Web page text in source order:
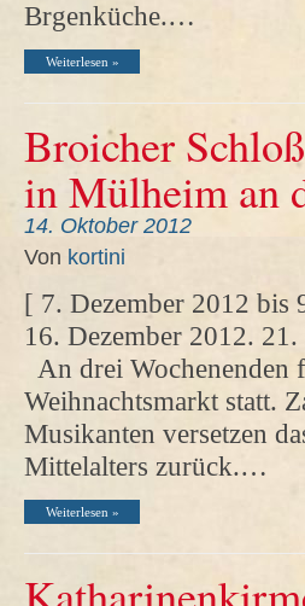
Brgenküche.…
Weiterlesen »
Broicher
in Mülheim an
14. Oktober 2012
Von kortini
[ 7. Dezember 2012 bis
16. Dezember 2012.
An drei Wochenenden
Weihnachtsmarkt statt.
Musikanten versetzen
Mittelalters zurück.…
Weiterlesen »